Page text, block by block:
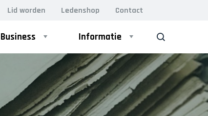
Lid worden Ledenshop Contact
Business Informatie
ZOEK